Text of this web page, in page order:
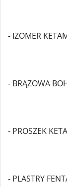
- IZOMER
- BRĄZOWA
- PROSZEK
- PLASTRY